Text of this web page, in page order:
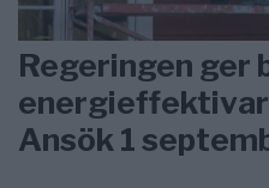
Regeringen ger
Ansök 1